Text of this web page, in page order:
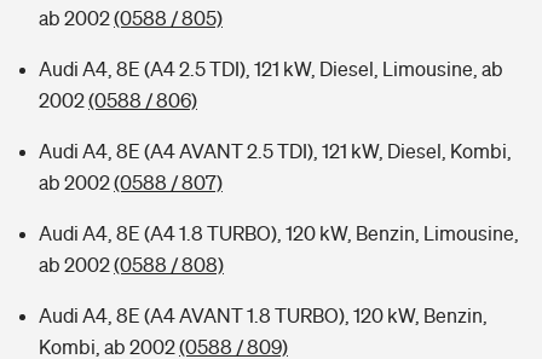
ab 2002(0588 / 805)
Audi A4, 8E (A4 2.5 TDI), 121 kW, Diesel, Limousine, ab
2002(0588 / 806)
Audi A4, 8E (A4 AVANT 2.5 TDI), 121 kW, Diesel, Kombi,
ab 2002(0588 / 807)
Audi A4, 8E (A4 1.8 TURBO), 120 kW, Benzin, Limousine,
ab 2002(0588 / 808)
Audi A4, 8E (A4 AVANT 1.8 TURBO), 120 kW, Benzin,
Kombi, ab 2002(0588 / 809)